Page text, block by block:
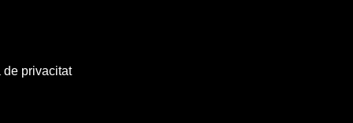
privacitat